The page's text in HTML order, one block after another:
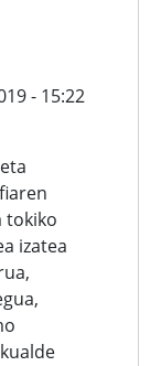
- 15:22
tokiko
izatea